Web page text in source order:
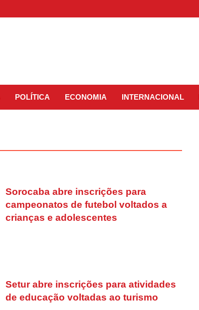
POLÍTICA ECONOMIA INTERNACIONAL
Sorocaba abre inscrições para
campeonatos de futebol voltados a
crianças e adolescentes
Setur abre inscrições para atividades
de educação voltadas ao turismo